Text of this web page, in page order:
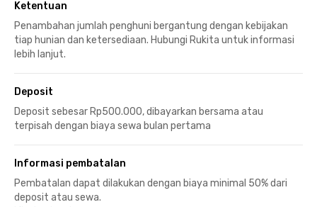
Ketentuan
Penambahan jumlah penghuni bergantung dengan kebijakan
tiap hunian dan ketersediaan. Hubungi Rukita untuk informasi
lebih lanjut.
Deposit
Deposit sebesar Rp500.000, dibayarkan bersama atau
terpisah dengan biaya sewa bulan pertama
Informasi pembatalan
Pembatalan dapat dilakukan dengan biaya minimal 50% dari
deposit atau sewa.